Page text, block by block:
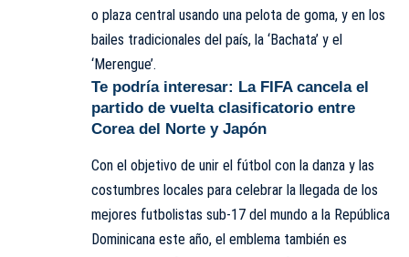
o plaza central usando una pelota de goma, y en los
bailes tradicionales del país, la ‘Bachata’ y el
‘Merengue’.
Te podría interesar: La FIFA cancela el
partido de vuelta clasificatorio entre
Corea del Norte y Japón
Con el objetivo de unir el fútbol con la danza y las
costumbres locales para celebrar la llegada de los
mejores futbolistas sub-17 del mundo a la República
Dominicana este año, el emblema también es